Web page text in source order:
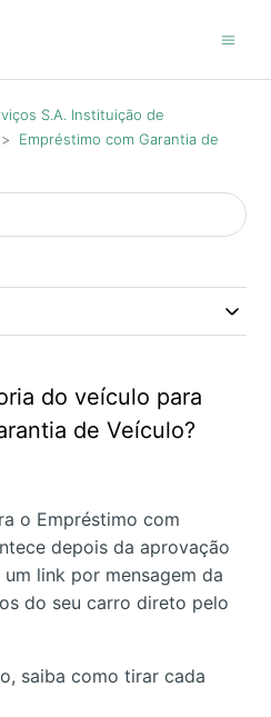
S.A. Instituição de
Empréstimo com Garantia de
do veículo para
de Veículo?
o Empréstimo com
depois da aprovação
link por mensagem da
do seu carro direto pelo
saiba como tirar cada